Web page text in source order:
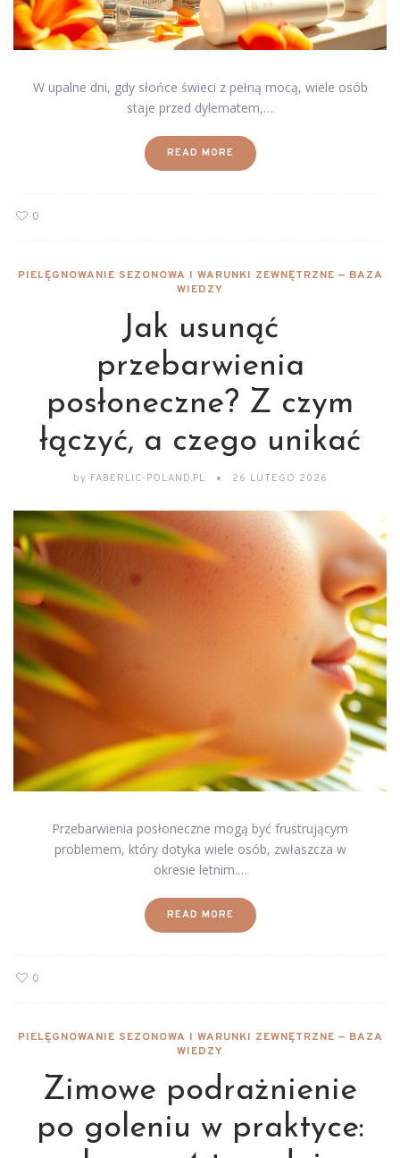
W upalne dni, gdy słońce świeci z pełną mocą, wiele osób
staje przed dylematem,…
READ MORE
0
PIELĘGNOWANIE SEZONOWA I WARUNKI ZEWNĘTRZNE — BAZA
WIEDZY
Jak usunąć
przebarwienia
posłoneczne? Z czym
łączyć, a czego unikać
by FABERLIC-POLAND.PL 26 LUTEGO 2026
Przebarwienia posłoneczne mogą być frustrującym
problemem, który dotyka wiele osób, zwłaszcza w
okresie letnim.…
READ MORE
0
PIELĘGNOWANIE SEZONOWA I WARUNKI ZEWNĘTRZNE — BAZA
WIEDZY
Zimowe podrażnienie
po goleniu w praktyce: